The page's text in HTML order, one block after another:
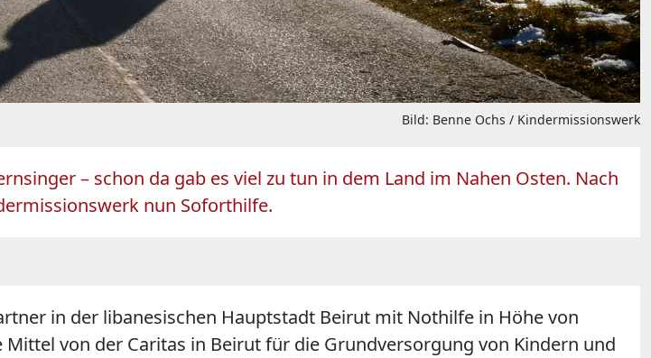
Bild: Benne Ochs / Kindermissionswerk
– schon da gab es viel zu tun in dem Land im Nahen Osten. Nach
nun Soforthilfe.
in der libanesischen Hauptstadt Beirut mit Nothilfe in Höhe von
von der Caritas in Beirut für die Grundversorgung von Kindern und